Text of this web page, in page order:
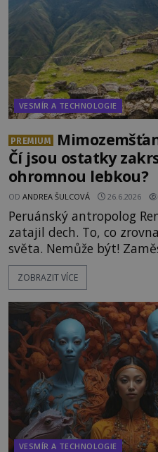
VESMÍR A TECHNOLOGIE
PREMIUM
Čí jsou ostatky
ohromnou lebkou?
OD ANDREA ŠULCOVÁ 26.6.2026
Peruánský antropolog
zatajil dech. To, co
světa. Nemůže být!
peruánském městečku
legendárního Cuzca
Právě nalezl ostatky dvou
nad nálezem kroutí
ZOBRAZIT VÍCE
VESMÍR A TECHNOLOGIE